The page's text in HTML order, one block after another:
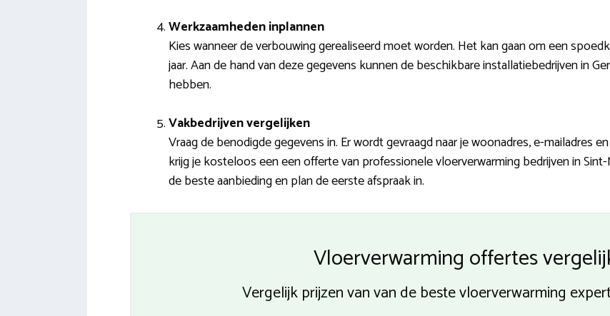
Werkzaamheden inplannen
Kies wanneer de verbouwing gerealiseerd moet worden. Het kan gaan om een
jaar. Aan de hand van deze gegevens kunnen de beschikbare installatiebedrijven in
hebben.
Vakbedrijven vergelijken
Vraag de benodigde gegevens in. Er wordt gevraagd naar je woonadres, e-mailadres
krijg je kosteloos een een offerte van professionele vloerverwarming bedrijven in
de beste aanbieding en plan de eerste afspraak in.
Vloerverwarming offertes
Vergelijk prijzen van van de beste vloerverwarming